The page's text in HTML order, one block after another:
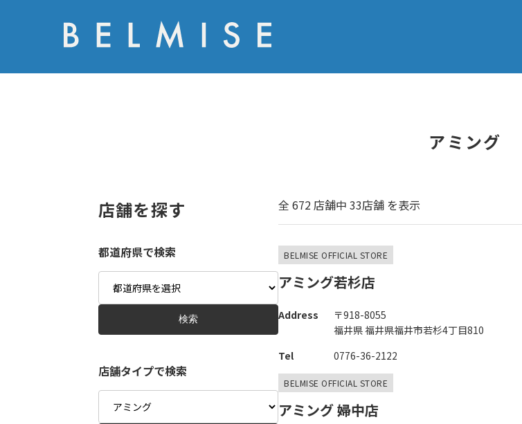
アミング
店舗を探す
都道府県で検索
Area
検索
店舗タイプで検索
Type
全 672店舗中 33店舗 を表示
BELMISE OFFICIAL STORE
アミング若杉店
Address
〒918-8055
福井県 福井県福井市若杉4丁目810
Tel
0776-36-2122
BELMISE OFFICIAL STORE
アミング 婦中店